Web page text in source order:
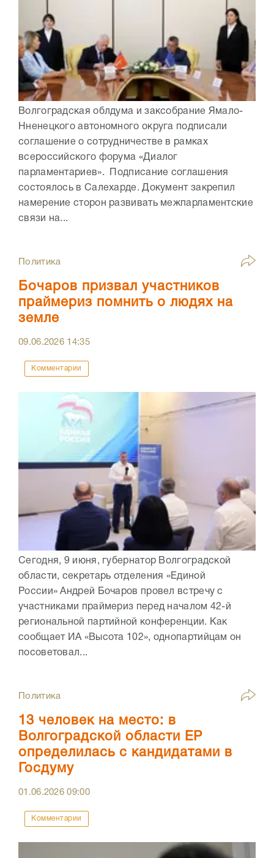
Волгоградская облдума и заксобрание Ямало-
Нненецкого автономного округа подписали
соглашение о сотрудничестве в рамках
всероссийского форума «Диалог
парламентариев». Подписание соглашения
состоялось в Салехарде. Документ закрепил
намерение сторон развивать межпарламентские
связи на...
Политика
Бочаров призвал участников
праймериз помнить о людях на
земле
09.06.2026 14:35
Комментарии
Сегодня, 9 июня, губернатор Волгоградской
области, секретарь отделения «Единой
России» Андрей Бочаров провел встречу с
участниками праймериз перед началом 42-й
региональной партийной конференции. Как
сообщает ИА «Высота 102», однопартийцам он
посоветовал...
Политика
13 человек на место: в
Волгоградской области ЕР
определилась с кандидатами в
Госдуму
01.06.202609:00
Комментарии